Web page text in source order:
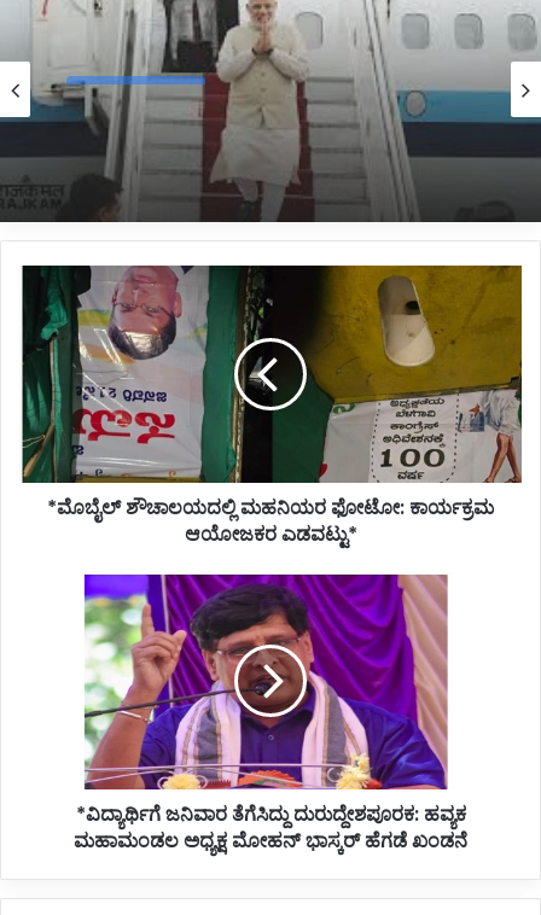
Kannada News
7 hours ago
*2025 ರಲ್ಲಿ ಪ್ರಧಾನಮಂತ್ರಿ ಅವರ ವಿದೇಶಕ್ಕೆ ತಗುಲಿದ
ಒಟ್ಟು ವೆಚ್ಚ ಎಷ್ಟು ಗೋತ್ತಾ..?*
*ಮೊಬೈಲ್
ಶೌಚಾಲಯದಲ್ಲಿ
ಮಹನಿಯರ
ಫೋಟೋ:
ಕಾರ್ಯಕ್ರಮ
ಆಯೋಜಕರ
ಎಡವಟ್ಟು*
*ಮೊಬೈಲ್ ಶೌಚಾಲಯದಲ್ಲಿ ಮಹನಿಯರ ಫೋಟೋ: ಕಾರ್ಯಕ್ರಮ
ಆಯೋಜಕರ ಎಡವಟ್ಟು*
*ವಿದ್ಯಾರ್ಥಿಗೆ
ದುರುದ್ದೇಶಪೂರಕ:
ಮಹಾಮಂಡಲ
*ವಿದ್ಯಾರ್ಥಿಗೆ ಜನಿವಾರ ತೆಗೆಸಿದ್ದು ದುರುದ್ದೇಶಪೂರಕ: ಹವ್ಯಕ
ಮಹಾಮಂಡಲ ಅಧ್ಯಕ್ಷ ಮೋಹನ್ ಭಾಸ್ಕರ್ ಹೆಗಡೆ ಖಂಡನೆ